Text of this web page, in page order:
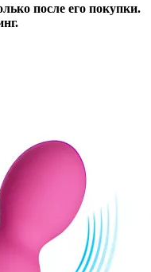
после его покупки.